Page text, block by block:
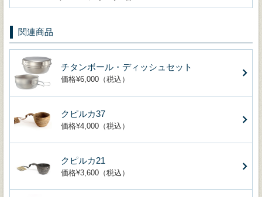
関連商品
チタンボール・ディッシュセット
価格¥6,000（税込）
クピルカ37
価格¥4,000（税込）
クピルカ21
価格¥3,600（税込）